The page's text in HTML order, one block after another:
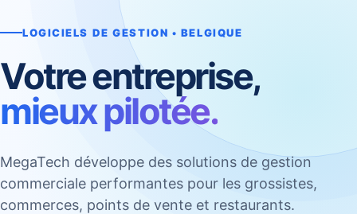
LOGICIELS DE GESTION • BELGIQUE
Votre entreprise,
mieux pilotée.
MegaTech développe des solutions de gestion
commerciale performantes pour les grossistes,
commerces, points de vente et restaurants.